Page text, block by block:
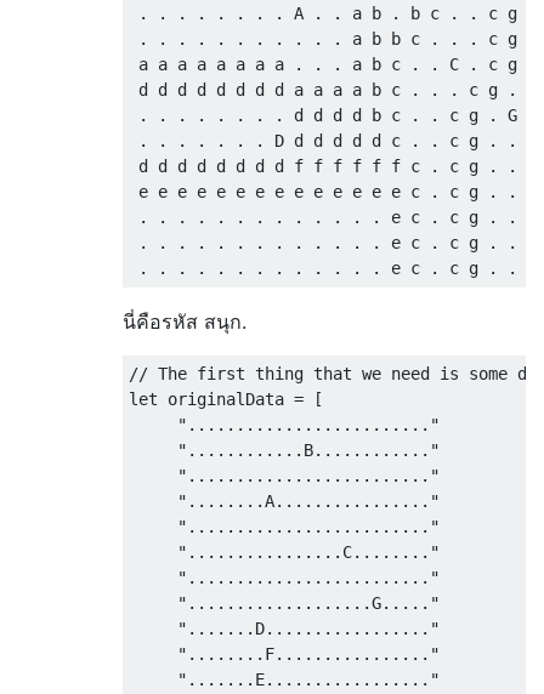
. . . . . . . . A . . a b . b c . . c g
. . . . . . . . . . . a b b c . . . c g
a a a a a a a a . . . a b c . . C . c g
d d d d d d d d a a a a b c . . . c g
. . . . . . . . d d d d b c . . c g . G
. . . . . . . D d d d d d c . . c g . .
d d d d d d d d f f f f f f c . c g . .
e e e e e e e e e e e e e e c . c g .
. . . . . . . . . . . . . e c . c g . .
. . . . . . . . . . . . . e c . c g . .
นี่คือรหัส สนุก.
// The first thing that we need is some
let originalData = [
     "........................."
     "............B............"
     "........................."
     "........A................"
     "........................."
     "................C........"
     "........................."
     "...................G....."
     ".......D................."
     ".......E................."